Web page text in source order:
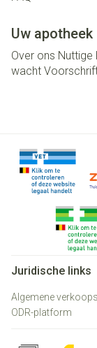
Uw apotheek
Over ons Nuttige
wacht
Juridische links
Algemene
ODR-platform